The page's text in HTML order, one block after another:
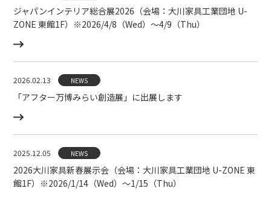
ジャパンインテリア総合展2026（会場：大川家具工業団地 U-
ZONE 東館1F）※2026/4/8（Wed）〜4/9（Thu）
2026.02.13 NEWS
「アフター万博みらい創造展」に出展します
2025.12.05 NEWS
2026大川家具新春展示会（会場：大川家具工業団地 U-ZONE 東
館1F）※2026/1/14（Wed）〜1/15（Thu）